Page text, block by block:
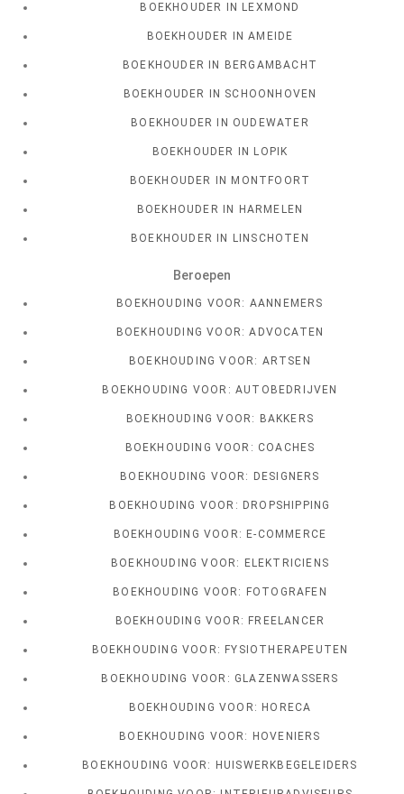
BOEKHOUDER IN LEXMOND
BOEKHOUDER IN AMEIDE
BOEKHOUDER IN BERGAMBACHT
BOEKHOUDER IN SCHOONHOVEN
BOEKHOUDER IN OUDEWATER
BOEKHOUDER IN LOPIK
BOEKHOUDER IN MONTFOORT
BOEKHOUDER IN HARMELEN
BOEKHOUDER IN LINSCHOTEN
Beroepen
BOEKHOUDING VOOR: AANNEMERS
BOEKHOUDING VOOR: ADVOCATEN
BOEKHOUDING VOOR: ARTSEN
BOEKHOUDING VOOR: AUTOBEDRIJVEN
BOEKHOUDING VOOR: BAKKERS
BOEKHOUDING VOOR: COACHES
BOEKHOUDING VOOR: DESIGNERS
BOEKHOUDING VOOR: DROPSHIPPING
BOEKHOUDING VOOR: E-COMMERCE
BOEKHOUDING VOOR: ELEKTRICIENS
BOEKHOUDING VOOR: FOTOGRAFEN
BOEKHOUDING VOOR: FREELANCER
BOEKHOUDING VOOR: FYSIOTHERAPEUTEN
BOEKHOUDING VOOR: GLAZENWASSERS
BOEKHOUDING VOOR: HORECA
BOEKHOUDING VOOR: HOVENIERS
BOEKHOUDING VOOR: HUISWERKBEGELEIDERS